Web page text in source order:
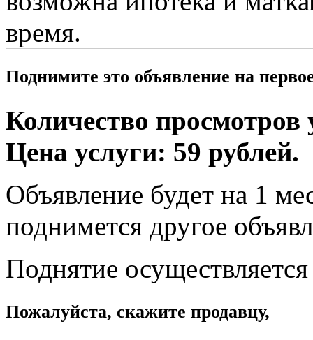
время.
Поднимите это объявление на
Количество просмотров
Цена услуги: 59 рублей.
Объявление будет на 1
поднимется другое
Поднятие
Пожалуйста, скажите продавцу,